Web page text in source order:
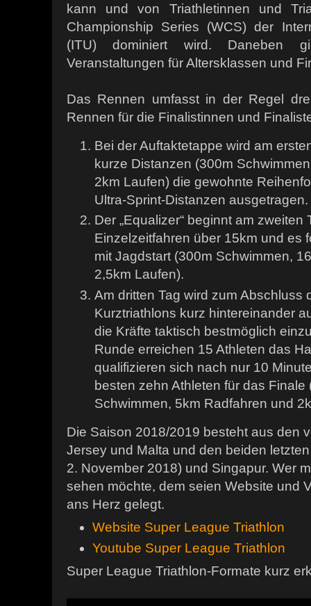
kann und von Triathletinnen und
Championship Series (WCS) der
(ITU) dominiert wird. Daneben
Veranstaltungen für Altersklassen und
Das Rennen umfasst in der Regel
Rennen für die Finalistinnen und
Bei der Auftaktetappe wird am
kurze Distanzen (300m
2km Laufen) die gewohnte
Ultra-Sprint-Distanzen ausgetragen.
Der „Equalizer“ beginnt am zweiten
Einzelzeitfahren über 15km und es
mit Jagdstart (300m Schwimmen,
2,5km Laufen).
Am dritten Tag wird zum Abschluss
Kurztriathlons kurz hintereinander
die Kräfte taktisch bestmöglich
Runde erreichen 15 Athleten das
qualifizieren sich nach nur 10
besten zehn Athleten für das Finale
Schwimmen, 5km Radfahren und
Die Saison 2018/2019 besteht aus den
Jersey und Malta und den beiden
2. November 2018) und Singapur. Wer
sehen möchte, dem seien Website und
ans Herz gelegt.
Website Super League Triathlon
Youtube Super League Triathlon
Super League Triathlon-Formate kurz